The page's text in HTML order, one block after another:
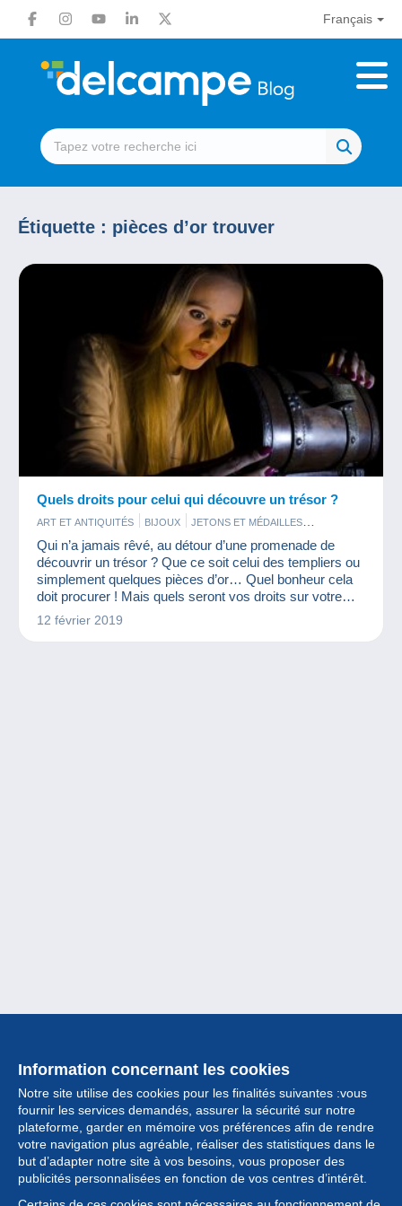
Français
Étiquette : pièces d’or trouver
Quels droits pour celui qui découvre un trésor ?
ART ET ANTIQUITÉS BIJOUX
JETONS ET MÉDAILLES
MONNAIES & BILLETS
Qui n’a jamais rêvé, au détour d’une promenade de
découvrir un trésor ? Que ce soit celui des templiers ou
simplement quelques pièces d’or… Quel bonheur cela
doit procurer ! Mais quels seront vos droits sur votre
découverte ?
12 février 2019
Information concernant les cookies
Notre site utilise des cookies pour les finalités suivantes :vous
fournir les services demandés, assurer la sécurité sur notre
plateforme, garder en mémoire vos préférences afin de rendre
votre navigation plus agréable, réaliser des statistiques dans le
but d’adapter notre site à vos besoins, vous proposer des
publicités personnalisées en fonction de vos centres d’intérêt.
Collection